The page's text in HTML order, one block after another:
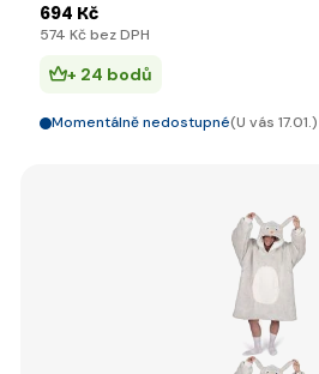
694 Kč
574 Kč bez DPH
+ 24 bodů
Momentálně nedostupné(U vás 17.01.)